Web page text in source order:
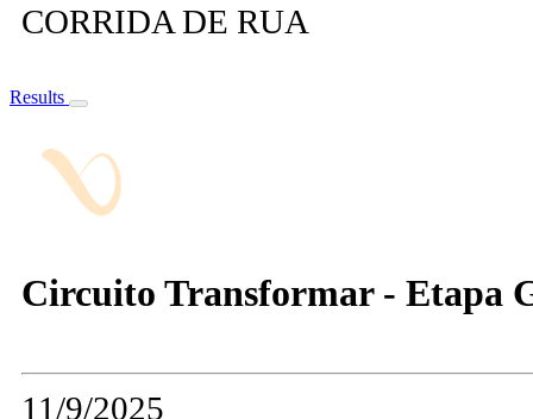
CORRIDA DE RUA
Results
Circuito Transformar - Etapa
11/9/2025